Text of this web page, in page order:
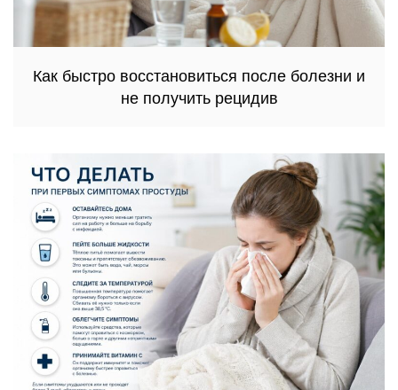
Как быстро восстановиться после болезни и
не получить рецидив